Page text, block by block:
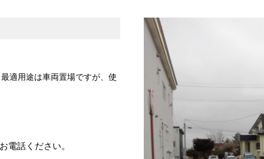
適用途は車両置場ですが、使
電話ください。